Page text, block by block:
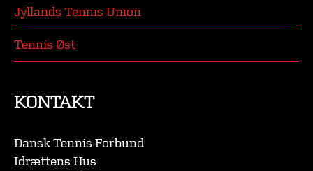
Jyllands Tennis Union
Tennis Øst
KONTAKT
Dansk Tennis Forbund
Idrættens Hus